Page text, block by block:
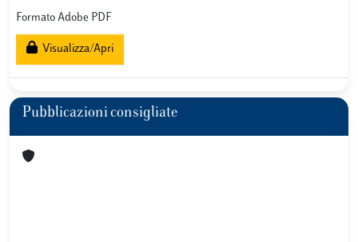
Formato Adobe PDF
Visualizza/Apri
Pubblicazioni consigliate